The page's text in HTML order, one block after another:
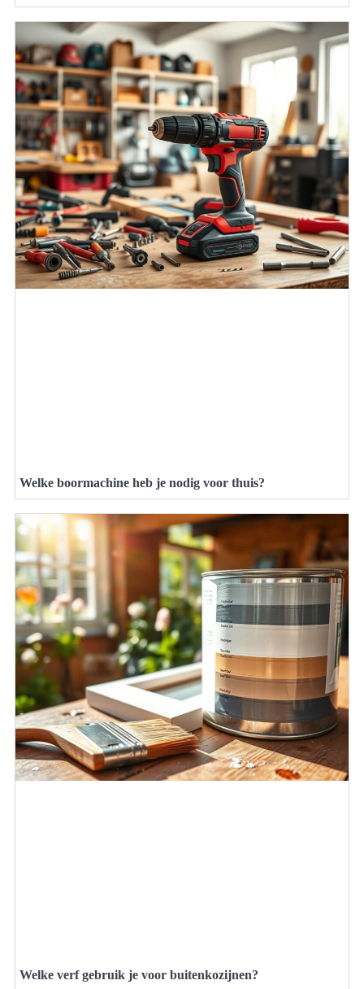
Welke boormachine heb je nodig voor thuis?
Welke verf gebruik je voor buitenkozijnen?